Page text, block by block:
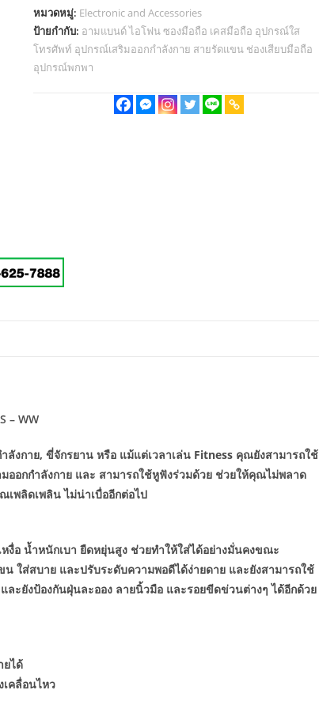
หมวดหมู่: Electronic and Accessories
ป้ายกำกับ: อามแบนด์ ไอโฟน ซองมือถือ เคสมือถือ อุปกรณ์ใส
โทรศัพท์ อุปกรณ์เสริมออกกำลังกาย สายรัดแขน ช่องเสียบมือถือ
อุปกรณ์พกพา
– WW
ลังกาย, ขี่จักรยาน หรือ แม้แต่เวลาเล่น Fitness คุณยังสามารถใช้
ออกกำลังกาย และ สามารถใช้หูฟังร่วมด้วย ช่วยให้คุณไม่พลาด
พลิดเพลิน ไม่น่าเบื่ออีกต่อไป
อ น้ำหนักเบา ยืดหยุ่นสูง ช่วยทำให้ใส่ได้อย่างมั่นคงขณะ
ใส่สบาย และปรับระดับความพอดีได้ง่ายดาย และยังสามารถใช้
ะยังป้องกันฝุ่นละออง ลายนิ้วมือ และรอยขีดข่วนต่างๆ ได้อีกด้วย
ยได้
คลื่อนไหว